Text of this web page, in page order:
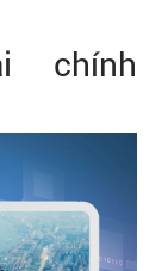
chính